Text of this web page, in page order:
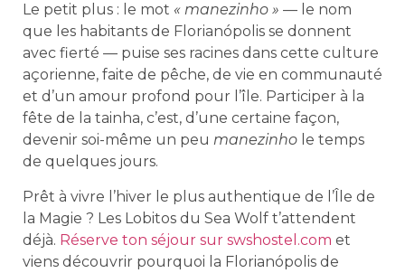
Le petit plus : le mot « manezinho » — le nom
que les habitants de Florianópolis se donnent
avec fierté — puise ses racines dans cette culture
açorienne, faite de pêche, de vie en communauté
et d’un amour profond pour l’île. Participer à la
fête de la tainha, c’est, d’une certaine façon,
devenir soi-même un peu manezinho le temps
de quelques jours.
Prêt à vivre l’hiver le plus authentique de l’Île de
la Magie ? Les Lobitos du Sea Wolf t’attendent
déjà. Réserve ton séjour sur swshostel.com et
viens découvrir pourquoi la Florianópolis de